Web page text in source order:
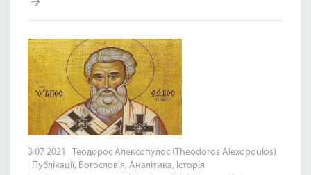
3 07 2021 Теодорос Алексопулос (Theodoros Alexopoulos)
Публікації, Богослов'я, Аналітика, Історія